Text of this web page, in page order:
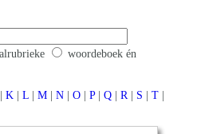
woordeboek én
| K | L | M | N | O | P | Q | R | S | T |